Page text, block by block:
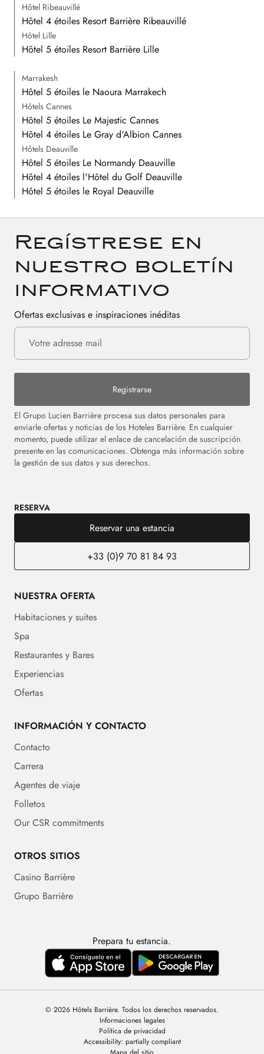
Hôtel Ribeauvillé
Hôtel 4 étoiles Resort Barrière Ribeauvillé
Hôtel Lille
Hôtel 5 étoiles Resort Barrière Lille
Marrakesh
Hôtel 5 étoiles le Naoura Marrakech
Hôtels Cannes
Hôtel 5 étoiles Le Majestic Cannes
Hôtel 4 étoiles Le Gray d'Albion Cannes
Hôtels Deauville
Hôtel 5 étoiles Le Normandy Deauville
Hôtel 4 étoiles l'Hôtel du Golf Deauville
Hôtel 5 étoiles le Royal Deauville
Regístrese en
nuestro boletín
informativo
Ofertas exclusivas e inspiraciones inéditas
Registrarse
El Grupo Lucien Barrière procesa sus datos personales para
enviarle ofertas y noticias de los Hoteles Barrière. En cualquier
momento, puede utilizar el enlace de cancelación de suscripción
presente en las comunicaciones. Obtenga más información sobre
la gestión de sus datos y sus derechos.
RESERVA
Reservar una estancia
+33 (0)9 70 81 84 93
NUESTRA OFERTA
Habitaciones y suites
Spa
Restaurantes y Bares
Experiencias
Ofertas
INFORMACIÓN Y CONTACTO
Contacto
Carrera
Agentes de viaje
Folletos
Our CSR commitments
OTROS SITIOS
Casino Barrière
Grupo Barrière
Prepara tu estancia.
© 2026 Hôtels Barrière. Todos los derechos reservados.
Informaciones legales
Política de privacidad
Accessibility: partially compliant